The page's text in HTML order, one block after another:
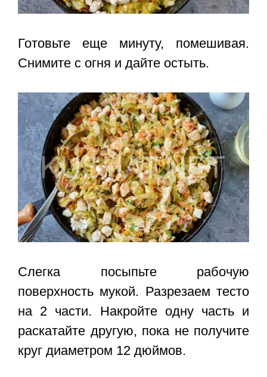
Готовьте еще минуту, помешивая.
Снимите с огня и дайте остыть.
Слегка посыпьте рабочую
поверхность мукой. Разрезаем тесто
на 2 части. Накройте одну часть и
раскатайте другую, пока не получите
круг диаметром 12 дюймов.